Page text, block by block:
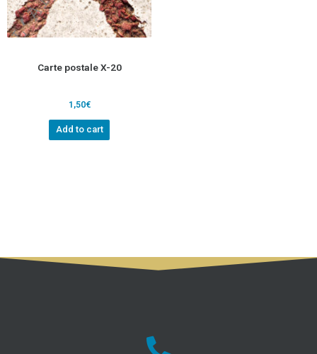
Carte postale X-20
1,50€
Add to cart